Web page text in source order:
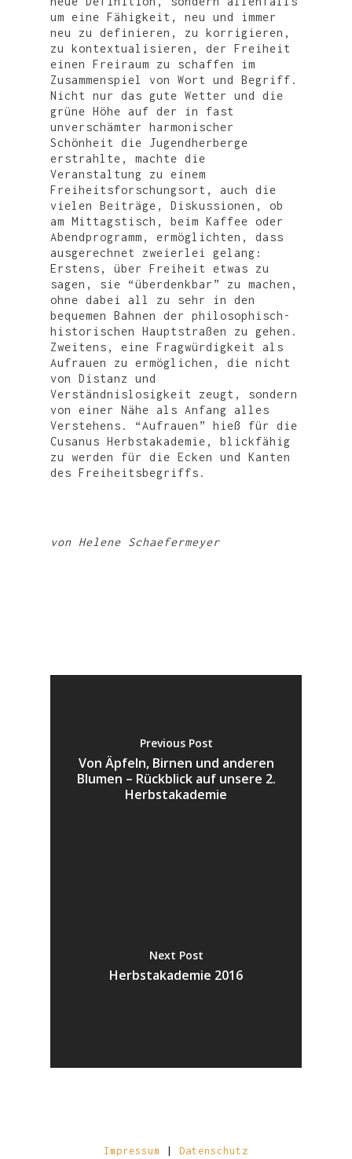
um eine Fähigkeit, neu und immer
neu zu definieren, zu korrigieren,
zu kontextualisieren, der Freiheit
einen Freiraum zu schaffen im
Zusammenspiel von Wort und Begriff.
Nicht nur das gute Wetter und die
grüne Höhe auf der in fast
unverschämter harmonischer
Schönheit die Jugendherberge
erstrahlte, machte die
Veranstaltung zu einem
Freiheitsforschungsort, auch die
vielen Beiträge, Diskussionen, ob
am Mittagstisch, beim Kaffee oder
Abendprogramm, ermöglichten, dass
ausgerechnet zweierlei gelang:
Erstens, über Freiheit etwas zu
sagen, sie “überdenkbar” zu machen,
ohne dabei all zu sehr in den
bequemen Bahnen der philosophisch-
historischen Hauptstraßen zu gehen.
Zweitens, eine Fragwürdigkeit als
Aufrauen zu ermöglichen, die nicht
von Distanz und
Verständnislosigkeit zeugt, sondern
von einer Nähe als Anfang alles
Verstehens. “Aufrauen” hieß für die
Cusanus Herbstakademie, blickfähig
zu werden für die Ecken und Kanten
des Freiheitsbegriffs.
von Helene Schaefermeyer
Previous Post
Von Äpfeln, Birnen und anderen
Blumen – Rückblick auf unsere 2.
Herbstakademie
Next Post
Herbstakademie 2016
Impressum Datenschutz
WIR
STUDI-HAUS
VEREIN
REGION
KONTAKT
UNTERSTÜTZEN
STIPENDIENMODELL
TRANSFORMATION
DER DEMOKRATIE
DER BILDUNG
VERANSTALTUNGEN